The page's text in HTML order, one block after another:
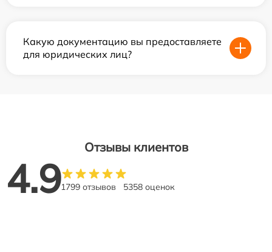
Какую документацию вы предоставляете
для юридических лиц?
Отзывы клиентов
4.91799 отзывов 5358 оценок